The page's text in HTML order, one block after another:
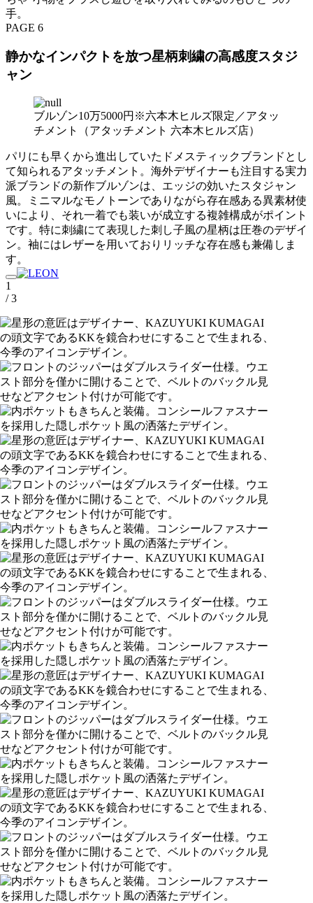
手。
PAGE 6
静かなインパクトを放つ星柄刺繍の高感度スタジ
ャン
ブルゾン10万5000円※六本木ヒルズ限定／アタッ
チメント（アタッチメント 六本木ヒルズ店）
パリにも早くから進出していたドメスティックブランドとし
て知られるアタッチメント。海外デザイナーも注目する実力
派ブランドの新作ブルゾンは、エッジの効いたスタジャン
風。ミニマルなモノトーンでありながら存在感ある異素材使
いにより、それ一着でも装いが成立する複雑構成がポイント
です。特に刺繍にて表現した刺し子風の星柄は圧巻のデザイ
ン。袖にはレザーを用いておりリッチな存在感も兼備しま
す。
1
/ 3